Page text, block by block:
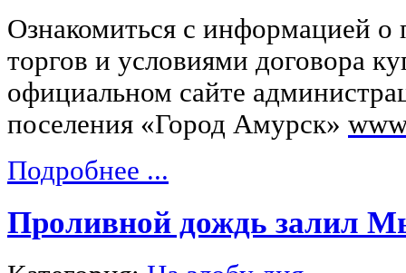
Ознакомиться с информацией о
торгов и условиями договора
официальном сайте
поселения «Город Амурск»
Подробнее ...
Проливной дождь залил